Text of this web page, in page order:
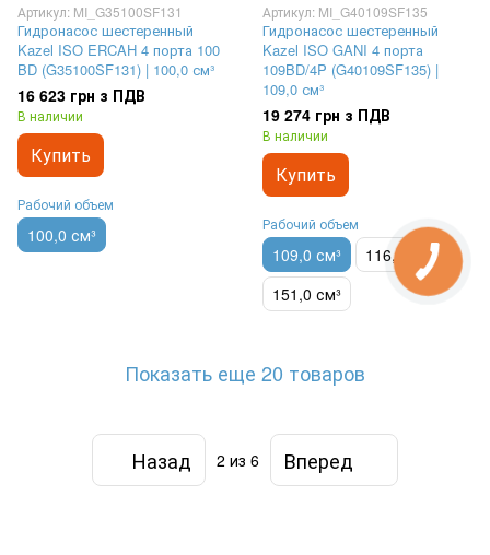
Артикул: MI_G35100SF131
Гидронасос шестеренный
Kazel ISO ERCAH 4 порта 100
BD (G35100SF131) | 100,0 см³
16 623 грн з ПДВ
В наличии
Купить
Рабочий объем
100,0 см³
Артикул: MI_G40109SF135
Гидронасос шестеренный
Kazel ISO GANI 4 порта
109BD/4P (G40109SF135) |
109,0 см³
19 274 грн з ПДВ
В наличии
Купить
Рабочий объем
109,0 см³
116,0 см³
151,0 см³
Показать еще 20 товаров
Назад 2 из 6 Вперед